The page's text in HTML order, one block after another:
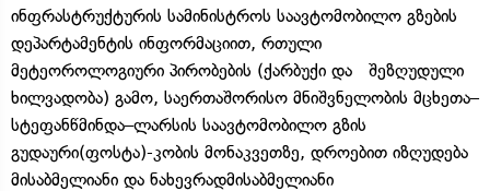
ინფრასტრუქტურის სამინისტროს საავტომობილო გზების
დეპარტამენტის ინფორმაციით, რთული
მეტეოროლოგიური პირობების (ქარბუქი და შეზღუდული
ხილვადობა) გამო, საერთაშორისო მნიშვნელობის მცხეთა–
სტეფანწმინდა–ლარსის საავტომობილო გზის
გუდაური(ფოსტა)-კობის მონაკვეთზე, დროებით იზღუდება
მისაბმელიანი და ნახევრადმისაბმელიანი